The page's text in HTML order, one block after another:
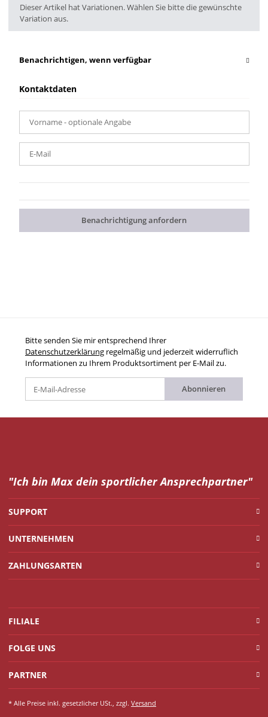
x
Dieser Artikel hat Variationen. Wählen Sie bitte die gewünschte
Variation aus.
Benachrichtigen, wenn verfügbar
Kontaktdaten
Vorname- optionale Angabe
E-Mail
Benachrichtigung anfordern
Bitte senden Sie mir entsprechend Ihrer
Datenschutzerklärung regelmäßig und jederzeit widerruflich
Informationen zu Ihrem Produktsortiment per E-Mail zu.
Abonnieren
"Ich bin Max dein sportlicher Ansprechpartner"
SUPPORT
UNTERNEHMEN
ZAHLUNGSARTEN
FILIALE
FOLGE UNS
PARTNER
* Alle Preise inkl. gesetzlicher USt., zzgl. Versand